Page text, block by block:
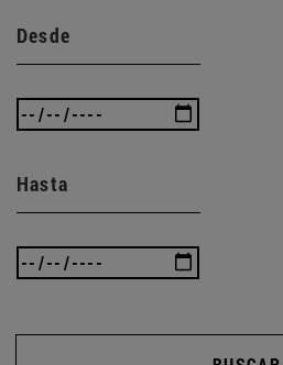
Desde
Hasta